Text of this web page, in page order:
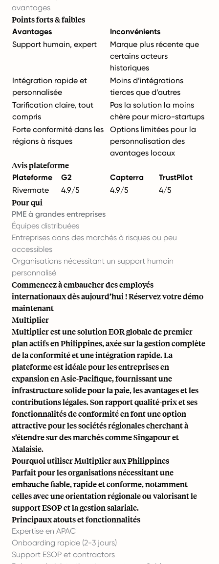
avantages
Points forts & faibles
Avantages
Inconvénients
Support humain, expert
Marque plus récente que
certains acteurs
historiques
Intégration rapide et
personnalisée
Moins d’intégrations
tierces que d’autres
Tarification claire, tout
compris
Pas la solution la moins
chère pour micro-startups
Forte conformité dans les
régions à risques
Options limitées pour la
personnalisation des
avantages locaux
Avis plateforme
Plateforme G2 Capterra
TrustPilot
Rivermate
4.9/5 4.9/5 4/5
Pour qui
PME à grandes entreprises
Équipes distribuées
Entreprises dans des marchés à risques ou peu
accessibles
Organisations nécessitant un support humain
personnalisé
Commencez à embaucher des employés
internationaux dès aujourd’hui !Réservez votre démo
maintenant
Multiplier
Multiplier est une solution EOR globale de premier
plan actifs en Philippines, axée sur la gestion complète
de la conformité et une intégration rapide. La
plateforme est idéale pour les entreprises en
expansion en Asie-Pacifique, fournissant une
infrastructure solide pour la paie, les avantages et les
contributions légales. Son rapport qualité-prix et ses
fonctionnalités de conformité en font une option
attractive pour les sociétés régionales cherchant à
s’étendre sur des marchés commeSingapouret
Malaisie.
Pourquoi utiliser Multiplier aux Philippines
Parfait pour les organisations nécessitant une
embauche fiable, rapide et conforme, notamment
celles avec une orientation régionale ou valorisant le
support ESOP et la gestion salariale.
Principaux atouts et fonctionnalités
Expertise en APAC
Onboarding rapide (2-3 jours)
Support ESOP et contractors